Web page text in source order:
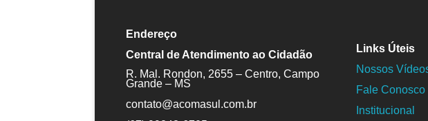
Endereço
Central de Atendimento ao Cidadão
R. Mal. Rondon, 2655 – Centro, Campo
Grande – MS
contato@acomasul.com.br
Links Úteis
Nossos
Fale Conosco
Institucional